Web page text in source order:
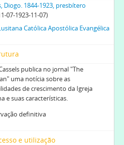
Diogo. 1844-1923, presbítero
07-1923-11-07)
Católica Apostólica Evangélica
publica no jornal "The
uma notícia sobre as
de crescimento da Igreja
e suas características.
definitiva
e utilização